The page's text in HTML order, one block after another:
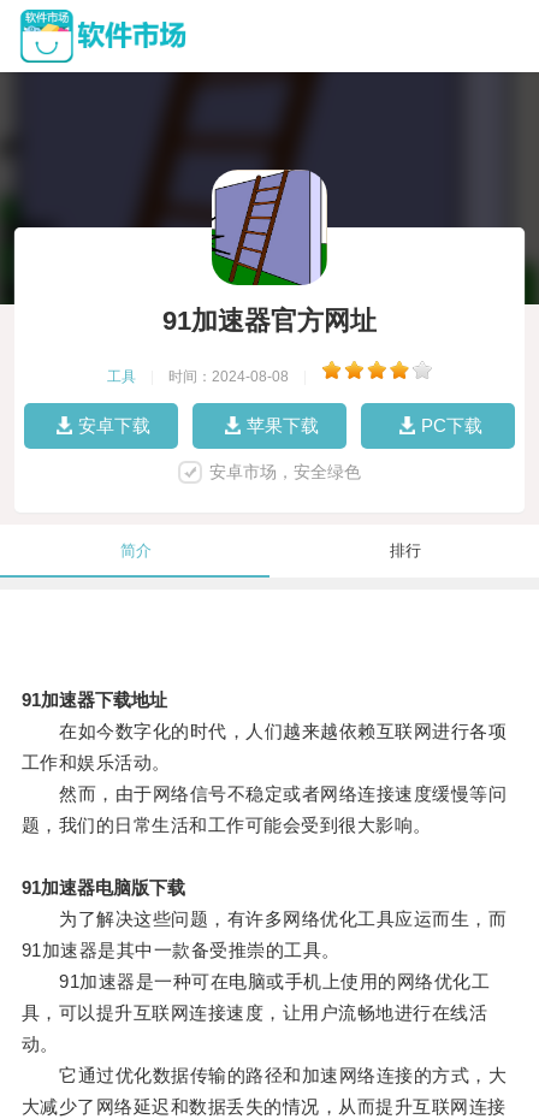
91加速器官方网址
工具 时间：2024-08-08
安卓下载 苹果下载 PC下载
安卓市场，安全绿色
简介 排行
91加速器下载地址
在如今数字化的时代，人们越来越依赖互联网进行各项
工作和娱乐活动。
然而，由于网络信号不稳定或者网络连接速度缓慢等问
题，我们的日常生活和工作可能会受到很大影响。
91加速器电脑版下载
为了解决这些问题，有许多网络优化工具应运而生，而
91加速器是其中一款备受推崇的工具。
91加速器是一种可在电脑或手机上使用的网络优化工
具，可以提升互联网连接速度，让用户流畅地进行在线活
动。
它通过优化数据传输的路径和加速网络连接的方式，大
大减少了网络延迟和数据丢失的情况，从而提升互联网连接